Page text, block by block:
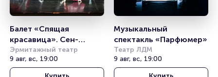
Балет «Спящая
красавица». Сен-
Мишель
Эрмитажный театр
9 авг, вс, 19:00
Музыкальный
спектакль «Парфюмер»
Театр ЛДМ
9 авг, вс, 19:00